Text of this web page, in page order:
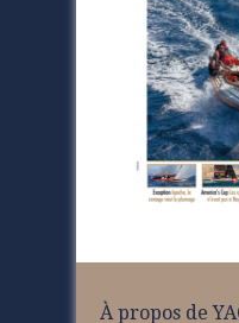
À propos de